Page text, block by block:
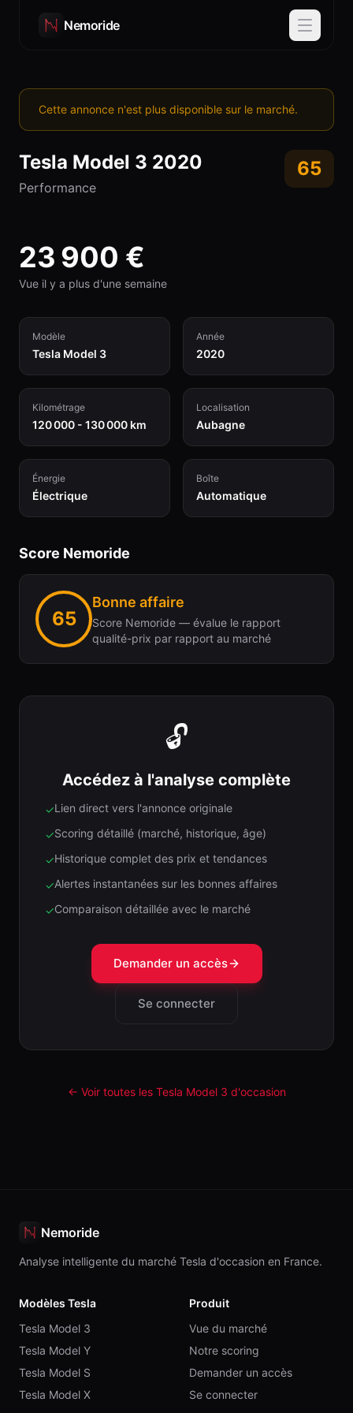
Nemoride
Cette annonce n'est plus disponible sur le marché.
Tesla Model 3 2020
Performance
65
23 900 €
Vue il y a plus d'une semaine
Modèle
Tesla Model 3
Année
2020
Kilométrage
120 000 - 130 000 km
Localisation
Aubagne
Énergie
Électrique
Boîte
Automatique
Score Nemoride
65
Bonne affaire
Score Nemoride — évalue le rapport
qualité-prix par rapport au marché
🔓
Accédez à l'analyse complète
✓Lien direct vers l'annonce originale
✓Scoring détaillé (marché, historique, âge)
✓Historique complet des prix et tendances
✓Alertes instantanées sur les bonnes affaires
✓Comparaison détaillée avec le marché
Demander un accès
Se connecter
← Voir toutes les Tesla Model 3 d'occasion
Nemoride
Analyse intelligente du marché Tesla d'occasion en France.
Modèles Tesla
Tesla Model 3
Tesla Model Y
Tesla Model S
Tesla Model X
Produit
Vue du marché
Notre scoring
Demander un accès
Se connecter